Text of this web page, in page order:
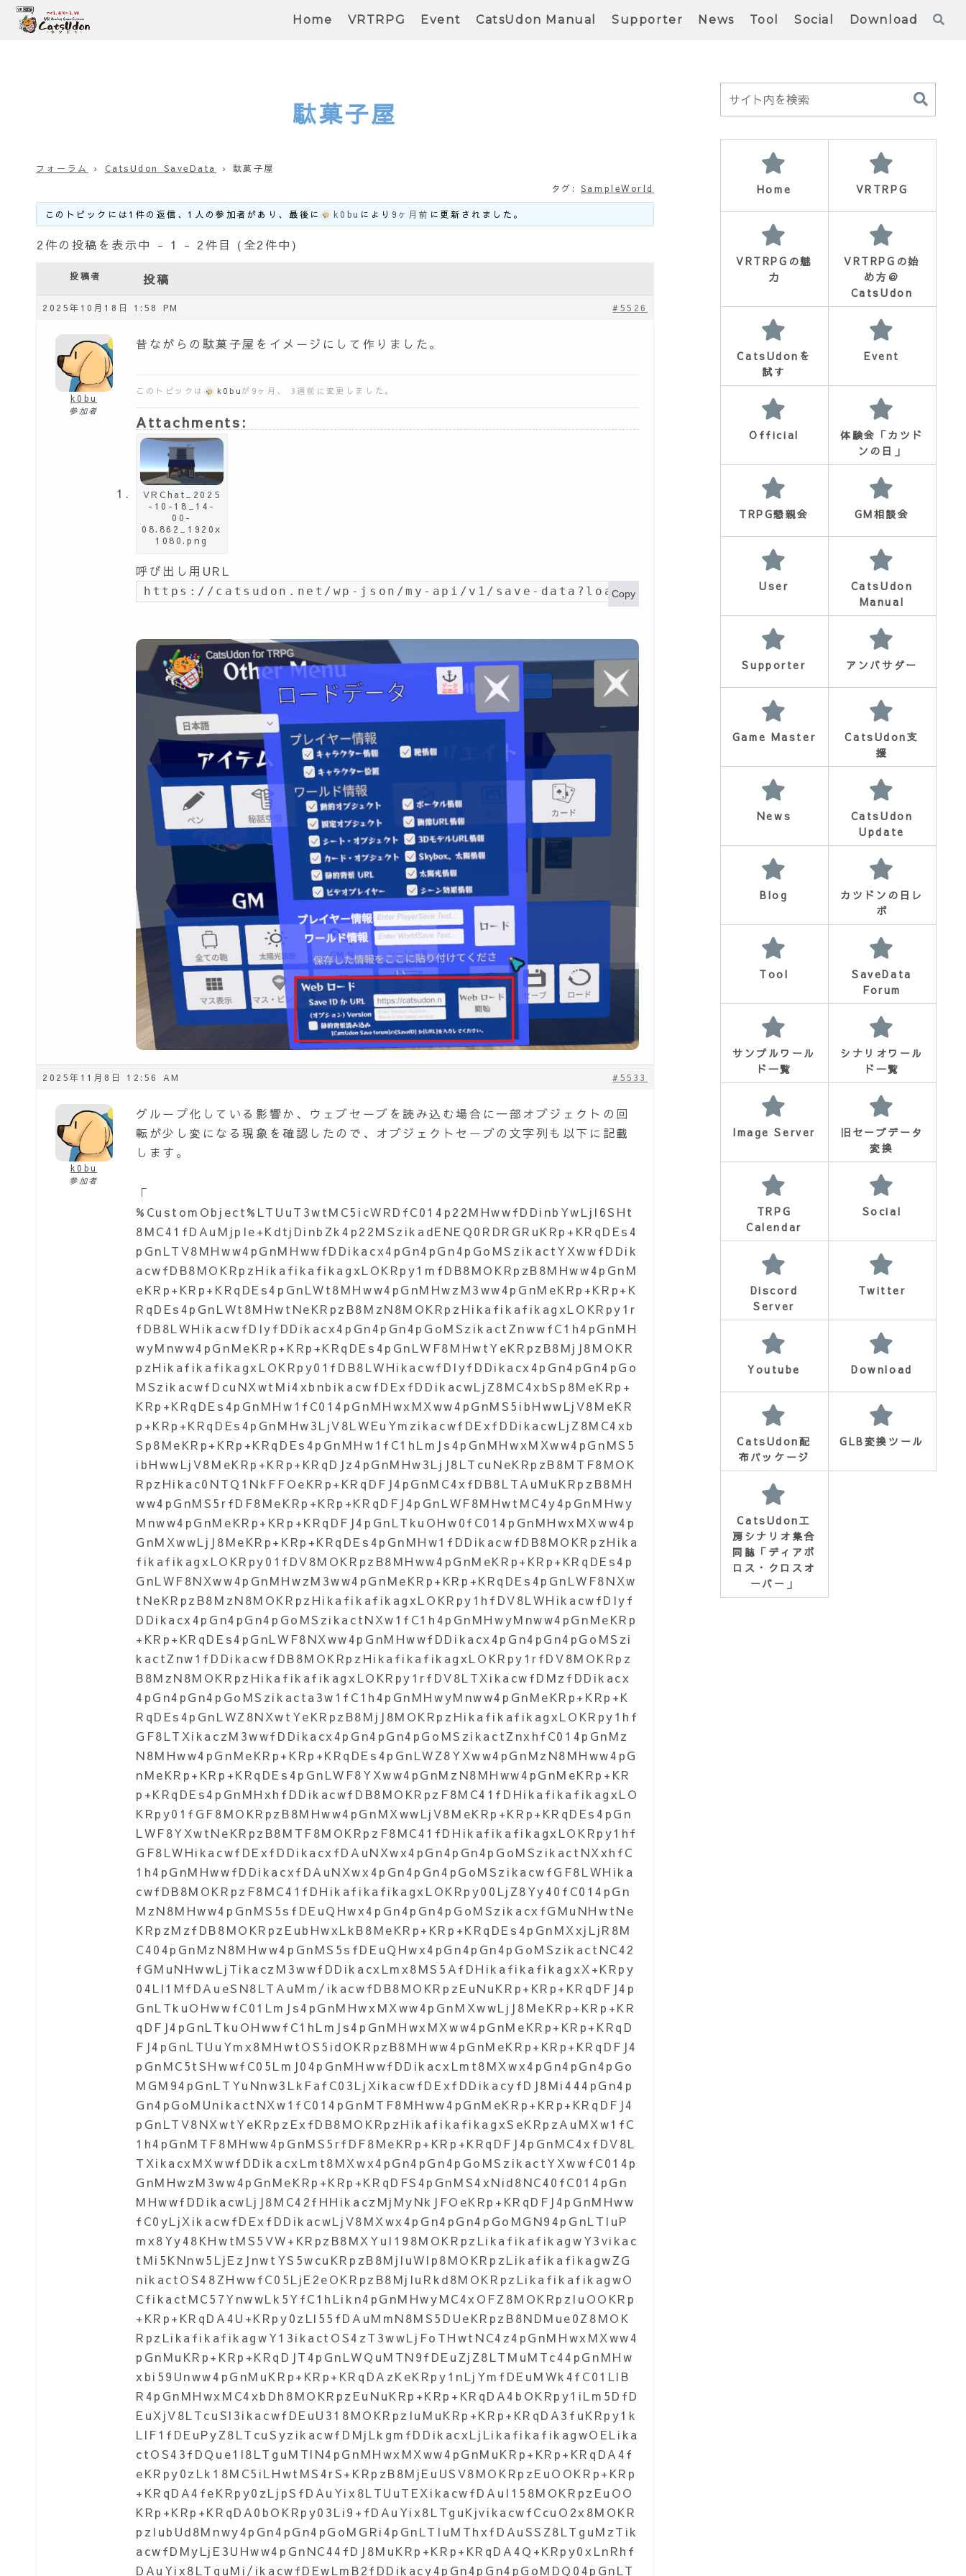
Home VRTRPG Event CatsUdon Manual Supporter News Tool Social Download
駄菓子屋
フォーラム › CatsUdon SaveData ›
駄菓子屋
タグ: SampleWorld
このトピックには1件の返信、1人の参加者があり、最後に k0bu により 9ヶ月前 に更新されました。
2件の投稿を表示中 - 1 - 2件目 (全2件中)
投稿者 投稿
2025年10月18日 1:58 PM #5526
k0bu
参加者
昔ながらの駄菓子屋をイメージにして作りました。
このトピックは k0bu が9ヶ月、 3週前に変更しました。
Attachments:
VRChat_2025
-10-18_14-
00-
08.862_1920x
1080.png
呼び出し用URL
https://catsudon.net/wp-json/my-api/v1/save-data?load_id=5526
Copy
2025年11月8日 12:56 AM #5533
k0bu
参加者
グループ化している影響か、ウェブセーブを読み込む場合に一部オブジェクトの回
転が少し変になる現象を確認したので、オブジェクトセーブの文字列も以下に記載
します。
「
%CustomObject%LTUuT3wtMC5icWRDfC014p22MHwwfDDinbYwLjI6SHt
8MC41fDAuMjpIe+KdtjDinbZk4p22MSzikadENEQ0RDRGRuKRp+KRqDEs4
pGnLTV8MHww4pGnMHwwfDDikacx4pGn4pGn4pGoMSzikactYXwwfDDik
acwfDB8MOKRpzHikafikafikagxLOKRpy1mfDB8MOKRpzB8MHww4pGnM
eKRp+KRp+KRqDEs4pGnLWt8MHww4pGnMHwzM3ww4pGnMeKRp+KRp+K
RqDEs4pGnLWt8MHwtNeKRpzB8MzN8MOKRpzHikafikafikagxLOKRpy1r
fDB8LWHikacwfDIyfDDikacx4pGn4pGn4pGoMSzikactZnwwfC1h4pGnMH
wyMnww4pGnMeKRp+KRp+KRqDEs4pGnLWF8MHwtYeKRpzB8MjJ8MOKR
pzHikafikafikagxLOKRpy01fDB8LWHikacwfDIyfDDikacx4pGn4pGn4pGo
MSzikacwfDcuNXwtMi4xbnbikacwfDExfDDikacwLjZ8MC4xbSp8MeKRp+
KRp+KRqDEs4pGnMHw1fC014pGnMHwxMXww4pGnMS5ibHwwLjV8MeKR
p+KRp+KRqDEs4pGnMHw3LjV8LWEuYmzikacwfDExfDDikacwLjZ8MC4xb
Sp8MeKRp+KRp+KRqDEs4pGnMHw1fC1hLmJs4pGnMHwxMXww4pGnMS5
ibHwwLjV8MeKRp+KRp+KRqDJz4pGnMHw3LjJ8LTcuNeKRpzB8MTF8MOK
RpzHikac0NTQ1NkFFOeKRp+KRqDFJ4pGnMC4xfDB8LTAuMuKRpzB8MH
ww4pGnMS5rfDF8MeKRp+KRp+KRqDFJ4pGnLWF8MHwtMC4y4pGnMHwy
Mnww4pGnMeKRp+KRp+KRqDFJ4pGnLTkuOHw0fC014pGnMHwxMXww4p
GnMXwwLjJ8MeKRp+KRp+KRqDEs4pGnMHw1fDDikacwfDB8MOKRpzHika
fikafikagxLOKRpy01fDV8MOKRpzB8MHww4pGnMeKRp+KRp+KRqDEs4p
GnLWF8NXww4pGnMHwzM3ww4pGnMeKRp+KRp+KRqDEs4pGnLWF8NXw
tNeKRpzB8MzN8MOKRpzHikafikafikagxLOKRpy1hfDV8LWHikacwfDIyf
DDikacx4pGn4pGn4pGoMSzikactNXw1fC1h4pGnMHwyMnww4pGnMeKRp
+KRp+KRqDEs4pGnLWF8NXww4pGnMHwwfDDikacx4pGn4pGn4pGoMSzi
kactZnw1fDDikacwfDB8MOKRpzHikafikafikagxLOKRpy1rfDV8MOKRpz
B8MzN8MOKRpzHikafikafikagxLOKRpy1rfDV8LTXikacwfDMzfDDikacx
4pGn4pGn4pGoMSzikacta3w1fC1h4pGnMHwyMnww4pGnMeKRp+KRp+K
RqDEs4pGnLWZ8NXwtYeKRpzB8MjJ8MOKRpzHikafikafikagxLOKRpy1hf
GF8LTXikaczM3wwfDDikacx4pGn4pGn4pGoMSzikactZnxhfC014pGnMz
N8MHww4pGnMeKRp+KRp+KRqDEs4pGnLWZ8YXww4pGnMzN8MHww4pG
nMeKRp+KRp+KRqDEs4pGnLWF8YXww4pGnMzN8MHww4pGnMeKRp+KR
p+KRqDEs4pGnMHxhfDDikacwfDB8MOKRpzF8MC41fDHikafikafikagxLO
KRpy01fGF8MOKRpzB8MHww4pGnMXwwLjV8MeKRp+KRp+KRqDEs4pGn
LWF8YXwtNeKRpzB8MTF8MOKRpzF8MC41fDHikafikafikagxLOKRpy1hf
GF8LWHikacwfDExfDDikacxfDAuNXwx4pGn4pGn4pGoMSzikactNXxhfC
1h4pGnMHwwfDDikacxfDAuNXwx4pGn4pGn4pGoMSzikacwfGF8LWHika
cwfDB8MOKRpzF8MC41fDHikafikafikagxLOKRpy00LjZ8Yy40fC014pGn
MzN8MHww4pGnMS5sfDEuQHwx4pGn4pGn4pGoMSzikacxfGMuNHwtNe
KRpzMzfDB8MOKRpzEubHwxLkB8MeKRp+KRp+KRqDEs4pGnMXxjLjR8M
C404pGnMzN8MHww4pGnMS5sfDEuQHwx4pGn4pGn4pGoMSzikactNC42
fGMuNHwwLjTikaczM3wwfDDikacxLmx8MS5AfDHikafikafikagxX+KRpy
04Ll1MfDAueSN8LTAuMm/ikacwfDB8MOKRpzEuNuKRp+KRp+KRqDFJ4p
GnLTkuOHwwfC01LmJs4pGnMHwxMXww4pGnMXwwLjJ8MeKRp+KRp+KR
qDFJ4pGnLTkuOHwwfC1hLmJs4pGnMHwxMXww4pGnMeKRp+KRp+KRqD
FJ4pGnLTUuYmx8MHwtOS5idOKRpzB8MHww4pGnMeKRp+KRp+KRqDFJ4
pGnMC5tSHwwfC05LmJ04pGnMHwwfDDikacxLmt8MXwx4pGn4pGn4pGo
MGM94pGnLTYuNnw3LkFafC03LjXikacwfDExfDDikacyfDJ8Mi444pGn4p
Gn4pGoMUnikactNXw1fC014pGnMTF8MHww4pGnMeKRp+KRp+KRqDFJ4
pGnLTV8NXwtYeKRpzExfDB8MOKRpzHikafikafikagxSeKRpzAuMXw1fC
1h4pGnMTF8MHww4pGnMS5rfDF8MeKRp+KRp+KRqDFJ4pGnMC4xfDV8L
TXikacxMXwwfDDikacxLmt8MXwx4pGn4pGn4pGoMSzikactYXwwfC014p
GnMHwzM3ww4pGnMeKRp+KRp+KRqDFS4pGnMS4xNid8NC40fC014pGn
MHwwfDDikacwLjJ8MC42fHHikaczMjMyNkJFOeKRp+KRqDFJ4pGnMHww
fC0yLjXikacwfDExfDDikacwLjV8MXwx4pGn4pGn4pGoMGN94pGnLTIuP
mx8Yy48KHwtMS5VW+KRpzB8MXYuI198MOKRpzLikafikafikagwY3vikac
tMi5KNnw5LjEzJnwtYS5wcuKRpzB8MjIuWlp8MOKRpzLikafikafikagwZG
nikactOS48ZHwwfC05LjE2eOKRpzB8MjIuRkd8MOKRpzLikafikafikagwO
CfikactMC57YnwwLk5YfC1hLikn4pGnMHwyMC4xOFZ8MOKRpzIuOOKRp
+KRp+KRqDA4U+KRpy0zLl55fDAuMmN8MS5DUeKRpzB8NDMue0Z8MOK
RpzLikafikafikagwY13ikactOS4zT3wwLjFoTHwtNC4z4pGnMHwxMXww4
pGnMuKRp+KRp+KRqDJT4pGnLWQuMTN9fDEuZjZ8LTMuMTc44pGnMHw
xbi59Unww4pGnMuKRp+KRp+KRqDAzKeKRpy1nLjYmfDEuMWk4fC01LlB
R4pGnMHwxMC4xbDh8MOKRpzEuNuKRp+KRp+KRqDA4bOKRpy1iLm5DfD
EuXjV8LTcuSl3ikacwfDEuU318MOKRpzIuMuKRp+KRp+KRqDA3fuKRpy1k
LlF1fDEuPyZ8LTcuSyzikacwfDMjLkgmfDDikacxLjLikafikafikagwOELika
ctOS43fDQue1l8LTguMTlN4pGnMHwxMXww4pGnMuKRp+KRp+KRqDA4f
eKRpy0zLk18MC5iLHwtMS4rS+KRpzB8MjEuUSV8MOKRpzEuOOKRp+KRp
+KRqDA4feKRpy0zLjpSfDAuYix8LTUuTEXikacwfDAuI158MOKRpzEuOO
KRp+KRp+KRqDA0bOKRpy03Li9+fDAuYix8LTguKjvikacwfCcuO2x8MOKR
pzIubUd8Mnwy4pGn4pGn4pGoMGRi4pGnLTIuMThxfDAuSSZ8LTguMzTik
acwfDMyLjE3UHww4pGnNC44fDJ8MuKRp+KRp+KRqDA4Q+KRpy0xLnRhf
DAuYix8LTguMi/ikacwfDEwLmB2fDDikacy4pGn4pGn4pGoMDQ04pGnLT
Home VRTRPG
VRTRPGの魅
力
VRTRPGの始
め方＠
CatsUdon
CatsUdonを
試す
Event
Official
体験会「カツド
ンの日」
TRPG懇親会 GM相談会
User
CatsUdon
Manual
Supporter アンバサダー
Game Master
CatsUdon支
援
News
CatsUdon
Update
Blog
カツドンの日レ
ポ
Tool
SaveData
Forum
サンプルワール
ド一覧
シナリオワール
ド一覧
Image Server
旧セーブデータ
変換
TRPG
Calendar
Social
Discord
Server
Twitter
Youtube Download
CatsUdon配
布パッケージ
GLB変換ツール
CatsUdon工
房シナリオ集合
同誌「ディアボ
ロス・クロスオ
ーバー」